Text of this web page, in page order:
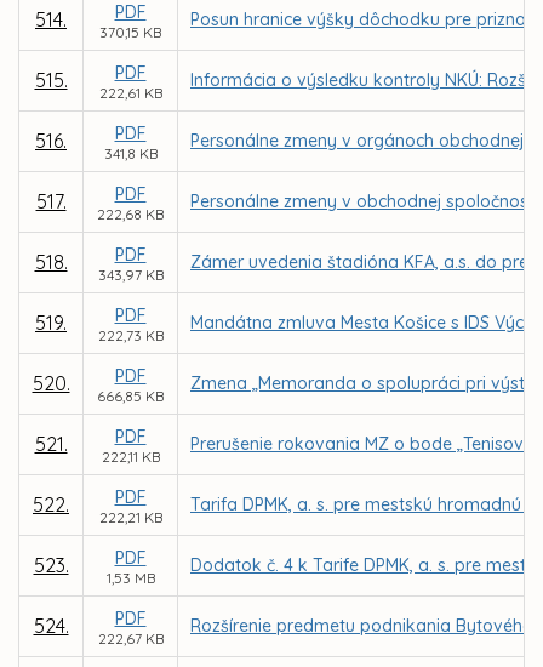
514. PDF
370,15 KB
Posun hranice výšky dôchodku pre
515. PDF
222,61 KB
Informácia o výsledku kontroly NKÚ:
516. PDF
341,8 KB
Personálne zmeny v orgánoch obchodnej
517. PDF
222,68 KB
Personálne zmeny v obchodnej
518. PDF
343,97 KB
Zámer uvedenia štadióna KFA, a.s. do
519. PDF
222,73 KB
Mandátna zmluva Mesta Košice s IDS
520. PDF
666,85 KB
Zmena „Memoranda o spolupráci pri
521. PDF
222,11 KB
Prerušenie rokovania MZ o bode
522. PDF
222,21 KB
Tarifa DPMK, a. s. pre mestskú
523. PDF
1,53 MB
Dodatok č. 4 k Tarife DPMK, a. s. pre
524. PDF
222,67 KB
Rozšírenie predmetu podnikania Bytového